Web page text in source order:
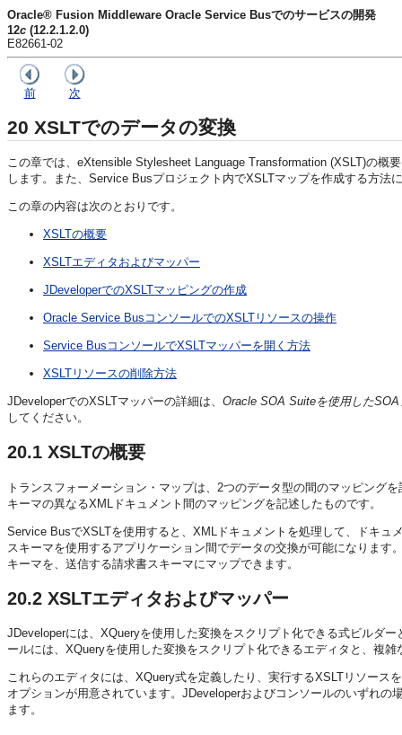
Oracle® Fusion Middleware Oracle Service Busでのサービスの開発
12c (12.2.1.2.0)
E82661-02
前 次
20 XSLTでのデータの変換
この章では、eXtensible Stylesheet Language Transformation (XSLT)の
します。また、Service Busプロジェクト内でXSLTマップを作成する方法
この章の内容は次のとおりです。
XSLTの概要
XSLTエディタおよびマッパー
JDeveloperでのXSLTマッピングの作成
Oracle Service BusコンソールでのXSLTリソースの操作
Service BusコンソールでXSLTマッパーを開く方法
XSLTリソースの削除方法
JDeveloperでのXSLTマッパーの詳細は、 Oracle SOA Suiteを使用した
してください。
20.1 XSLTの概要
トランスフォーメーション・マップは、2つのデータ型の間のマッピング
キーマの異なるXMLドキュメント間のマッピングを記述したものです。
Service BusでXSLTを使用すると、XMLドキュメントを処理して、ドキ
スキーマを使用するアプリケーション間でデータの交換が可能になりま
キーマを、送信する請求書スキーマにマップできます。
20.2 XSLTエディタおよびマッパー
JDeveloperには、XQueryを使用した変換をスクリプト化できる式ビルダ
ールには、XQueryを使用した変換をスクリプト化できるエディタと、複
これらのエディタには、XQuery式を定義したり、実行するXSLTリソー
オプションが用意されています。JDeveloperおよびコンソールのいずれ
ます。